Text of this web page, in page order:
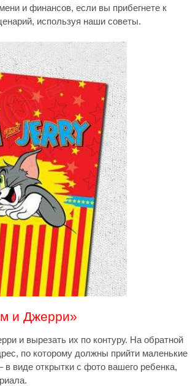
и финансов, если вы прибегнете к
используя наши советы.
и Джерри»
и вырезать их по контуру. На обратной
по которому должны прийти маленькие
виде открытки с фото вашего ребенка,